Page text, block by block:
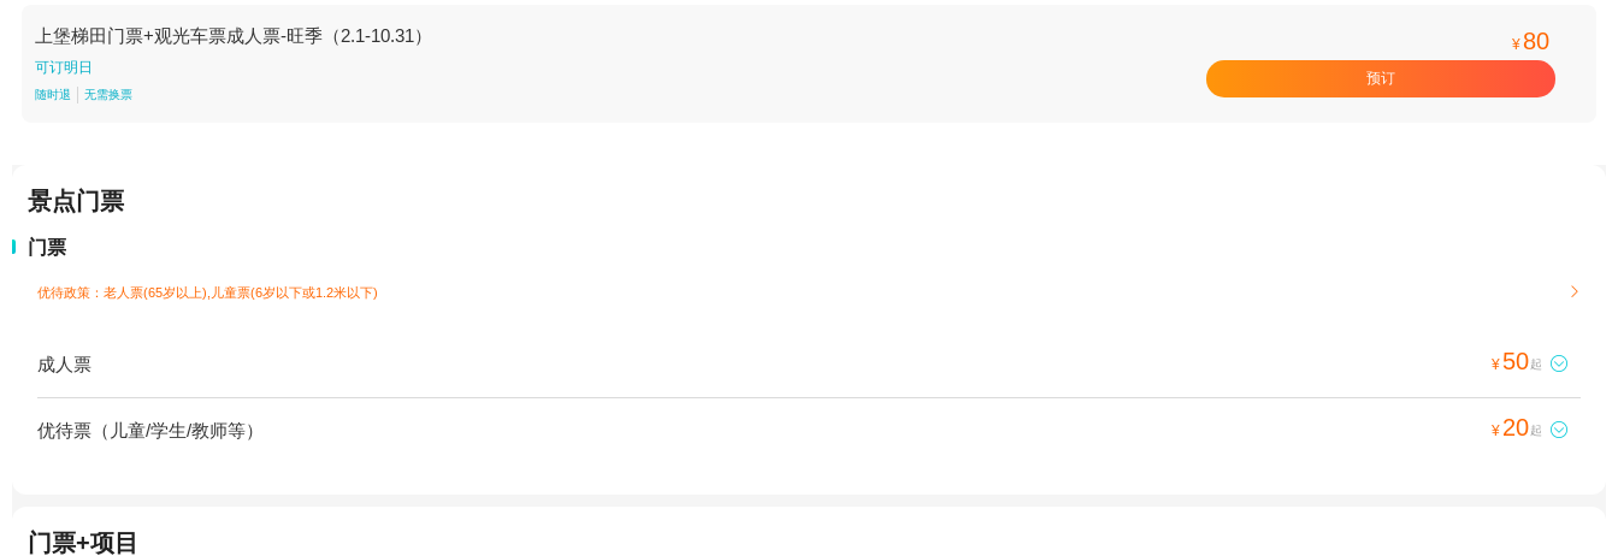
上堡梯田门票+观光车票成人票-旺季（2.1-10.31）
可订明日
随时退 无需换票
¥ 80
预订
景点门票
门票
优待政策：老人票(65岁以上),儿童票(6岁以下或1.2米以下) 
成人票 ¥ 50起 
优待票（儿童/学生/教师等） ¥ 20起 
门票+项目